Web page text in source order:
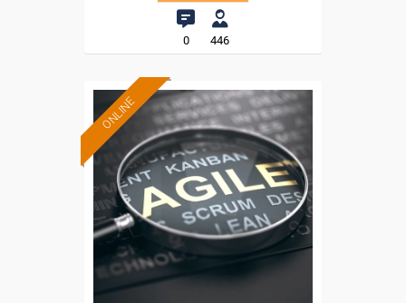
0 446
ONLINE
Formación 100%
subvencionada.
Para desempleados,
trabajadores y autónomos.
-Servicios a las Empresas.